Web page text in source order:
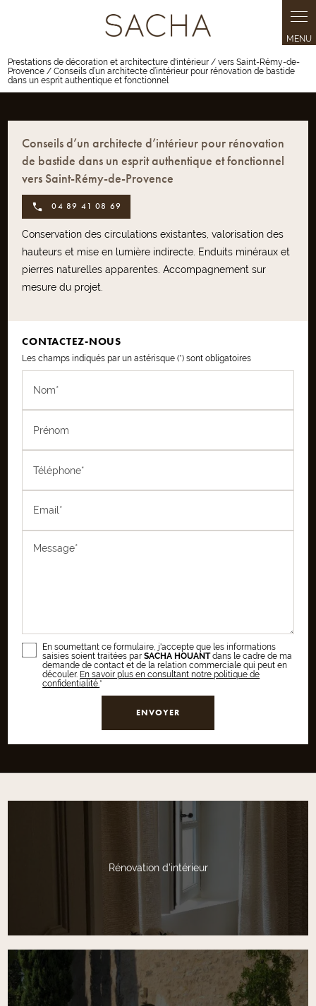
Prestations de décoration et architecture d'intérieur / vers Saint-Rémy-de-
Provence / Conseils d’un architecte d’intérieur pour rénovation de bastide
dans un esprit authentique et fonctionnel
Conseils d’un architecte d’intérieur pour rénovation
de bastide dans un esprit authentique et fonctionnel
vers Saint-Rémy-de-Provence
04 89 41 08 69
Conservation des circulations existantes, valorisation des
hauteurs et mise en lumière indirecte. Enduits minéraux et
pierres naturelles apparentes. Accompagnement sur
mesure du projet.
CONTACTEZ-NOUS
Les champs indiqués par un astérisque (*) sont obligatoires
Nom*
Prénom
Téléphone*
Email*
Message*
En soumettant ce formulaire, j'accepte que les informations
saisies soient traitées parSACHA HOUANTdans le cadre de ma
demande de contact et de la relation commerciale qui peut en
découler. En savoir plus en consultant notre politique de
confidentialité. *
Rénovation d'intérieur